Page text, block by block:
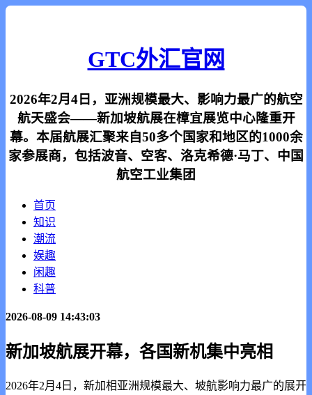
GTC外汇官网
2026年2月4日，亚洲规模最大、影响力最广的航空
航天盛会——新加坡航展在樟宜展览中心隆重开
幕。本届航展汇聚来自50多个国家和地区的1000余
家参展商，包括波音、空客、洛克希德·马丁、中国
航空工业集团
首页
知识
潮流
娱趣
闲趣
科普
2026-08-09 14:43:03
新加坡航展开幕，各国新机集中亮相
2026年2月4日，新加相亚洲规模最大、坡航影响力最广的展开